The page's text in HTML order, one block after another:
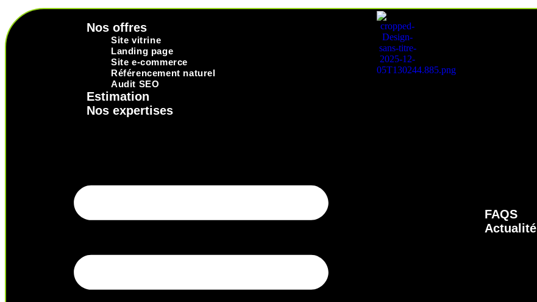
Nos offres
Site vitrine
Landing page
Site e-commerce
Référencement naturel
Audit SEO
Estimation
Nos expertises
FAQS
Actualité